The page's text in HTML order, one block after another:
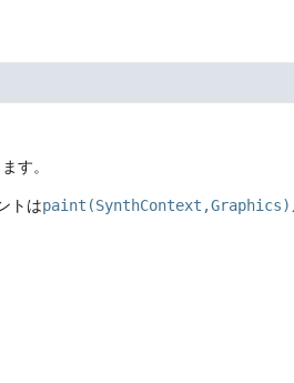
す。
トはpaint(SynthContext,Graphics)